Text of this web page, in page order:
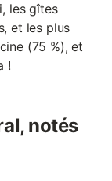
les gîtes
et les plus
(75 %), et
!
notés